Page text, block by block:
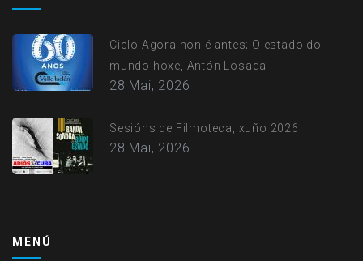
menu
Ciclo Agora non é antes; O estado do
mundo hoxe, Antón Losada
28 Mai, 2026
Sesións de Filmoteca, xuño 2026
28 Mai, 2026
MENÚ